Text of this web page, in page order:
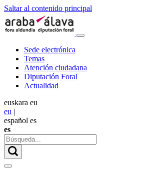
Saltar al contenido principal
Sede electrónica
Temas
Atención ciudadana
Diputación Foral
Actualidad
euskara eu
eu |
español es
es